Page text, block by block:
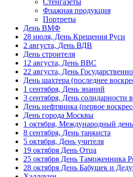
воскресенье июня)
22 июня, День памяти и скорби
Выпускной для школ и ВУЗов
29 июня, День партизан и
подпольщиков
3 июля, День ГАИ (ГИБДД)
8 июля, День Семьи Любви и
Верности
День рыбака (второе воскресенье
июля)
День ВМФ (последнее воскресенье
июля)
28 июля, День Крещения Руси
2 августа, День ВДВ
Стенгазеты
Флажная продукция
Портреты
День ВМФ
28 июля, День Крещения Руси
2 августа, День ВДВ
День строителя
12 августа, День ВВС
22 августа, День
День шахтера (последнее
1 сентября, День знаний
3 сентября, День солидарности
День нефтяника (первое
День города Москвы
1 октября, Международный
8 сентября, День танкиста
5 октября, День учителя
19 октября День Отца
25 октября День Таможенника
28 октября День Бабушек и